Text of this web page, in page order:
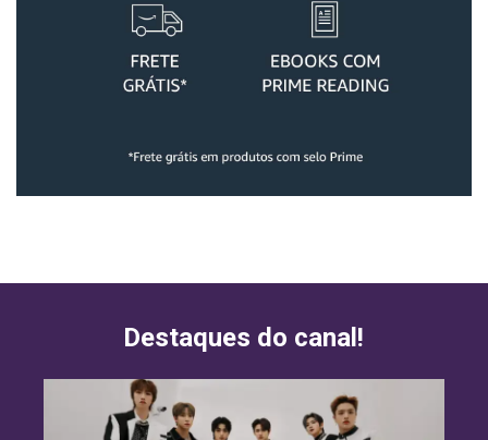
Destaques do canal!